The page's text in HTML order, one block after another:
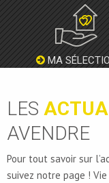
MA
LES
AVENDRE
Pour tout savoir sur
suivez notre page !